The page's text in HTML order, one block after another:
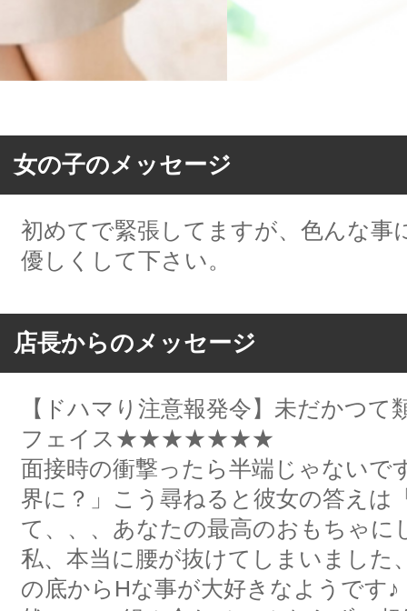
女の子のメッセージ
初めてで緊張してますが、色んな事
優しくして下さい。
店長からのメッセージ
【ドハマり注意報発令】未だかつて
フェイス★★★★★★★
面接時の衝撃ったら半端じゃないで
界に？」こう尋ねると彼女の答えは
て、、、あなたの最高のおもちゃに
私、本当に腰が抜けてしまいまし
の底からHな事が大好きなようです